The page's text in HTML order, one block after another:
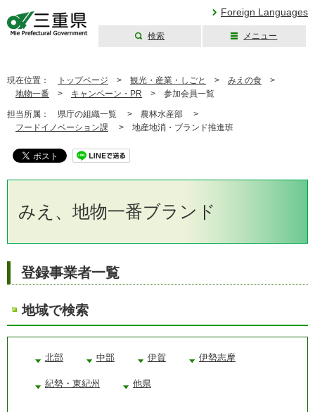
Foreign Languages
検索 メニュー
現在位置： トップページ > 観光・産業・しごと > みえの食 >
地物一番 > キャンペーン・PR > 参加会員一覧
担当所属： 県庁の組織一覧 > 農林水産部 >
フードイノベーション課 > 地産地消・ブランド推進班
みえ、地物一番ブランド
登録事業者一覧
地域で検索
北部 中部 伊賀 伊勢志摩
紀勢・東紀州 他県